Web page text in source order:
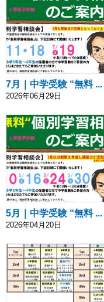
7月｜中学受験 “無料 ...
2026年06月29日
5月｜中学受験 “無料 ...
2026年04月20日